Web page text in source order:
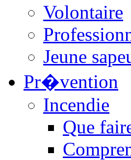
Volontaire
Jeune
Pr�vention
Incendie
Que